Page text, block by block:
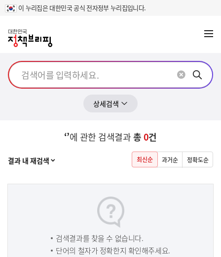
이 누리집은 대한민국 공식 전자정부 누리집입니다.
메
상세검색 열기
‘’에 관한 검색결과총0건
결과 내 재검색 열기 최신순 과거순 정확도순
검색결과를 찾을 수 없습니다.
단어의 철자가 정확한지 확인해주세요.